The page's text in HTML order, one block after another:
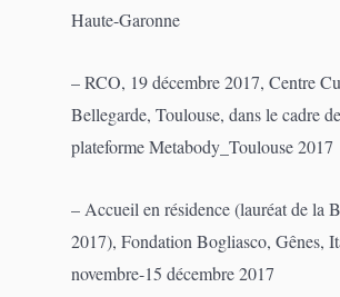
Haute-Garonne
– RCO, 19 décembre 2017, Centre
Bellegarde, Toulouse, dans le cadre
plateforme Metabody_Toulouse 2017
– Accueil en résidence (lauréat de la
2017), Fondation Bogliasco, Gênes,
novembre-15 décembre 2017